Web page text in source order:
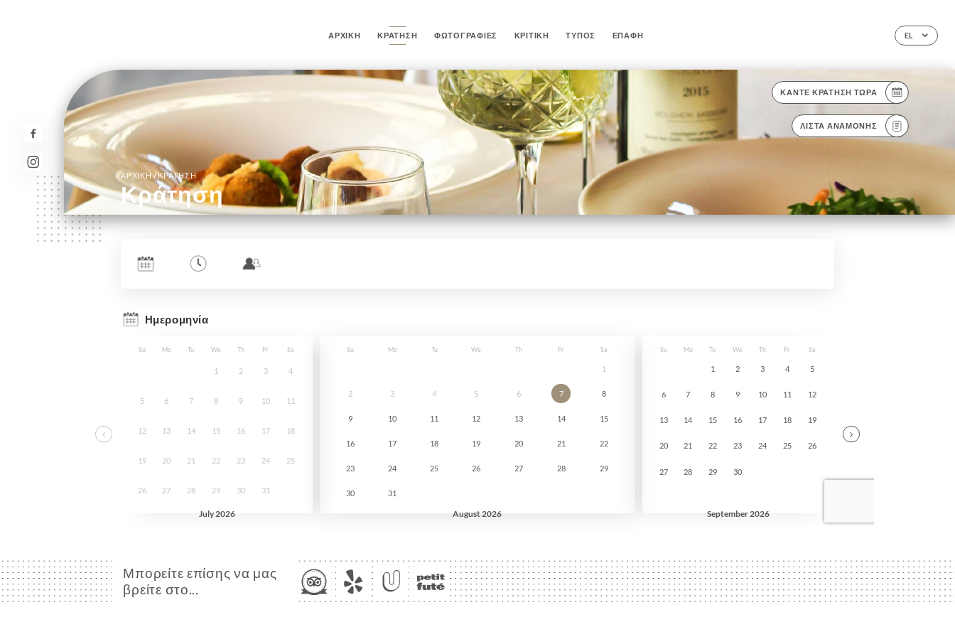
EL
ΑΡΧΙΚΉ ΚΡΆΤΗΣΗ ΦΩΤΟΓΡΑΦΊΕΣ ΚΡΙΤΙΚΉ ΤΎΠΟΣ ΕΠΑΦΉ
ΚΆΝΤΕ ΚΡΆΤΗΣΗ ΤΏΡΑ
ΛΊΣΤΑ ΑΝΑΜΟΝΉΣ
ΑΡΧΙΚΉ/ΚΡΆΤΗΣΗ
Κράτηση
Μπορείτε επίσης να μας
βρείτε στο...